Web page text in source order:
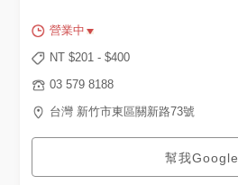
營業中
NT $201 - $400
03 579 8188
台灣 新竹市東區關新路73號
幫我Google